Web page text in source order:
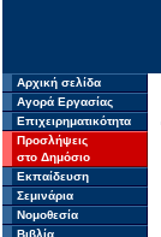
Αρχική σελίδα
Αγορά Εργασίας
Επιχειρηματικότητα
Προσλήψεις
στο Δημόσιο
Εκπαίδευση
Σεμινάρια
Νομοθεσία
Βιβλία